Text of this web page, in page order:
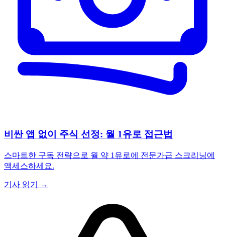
비싼 앱 없이 주식 선정: 월 1유로 접근법
스마트한 구독 전략으로 월 약 1유로에 전문가급 스크리닝에
액세스하세요.
기사 읽기 →